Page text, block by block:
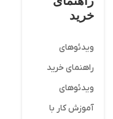
خرید
ویدئوهای
راهنمای خرید
ویدئوهای
آموزش کار با